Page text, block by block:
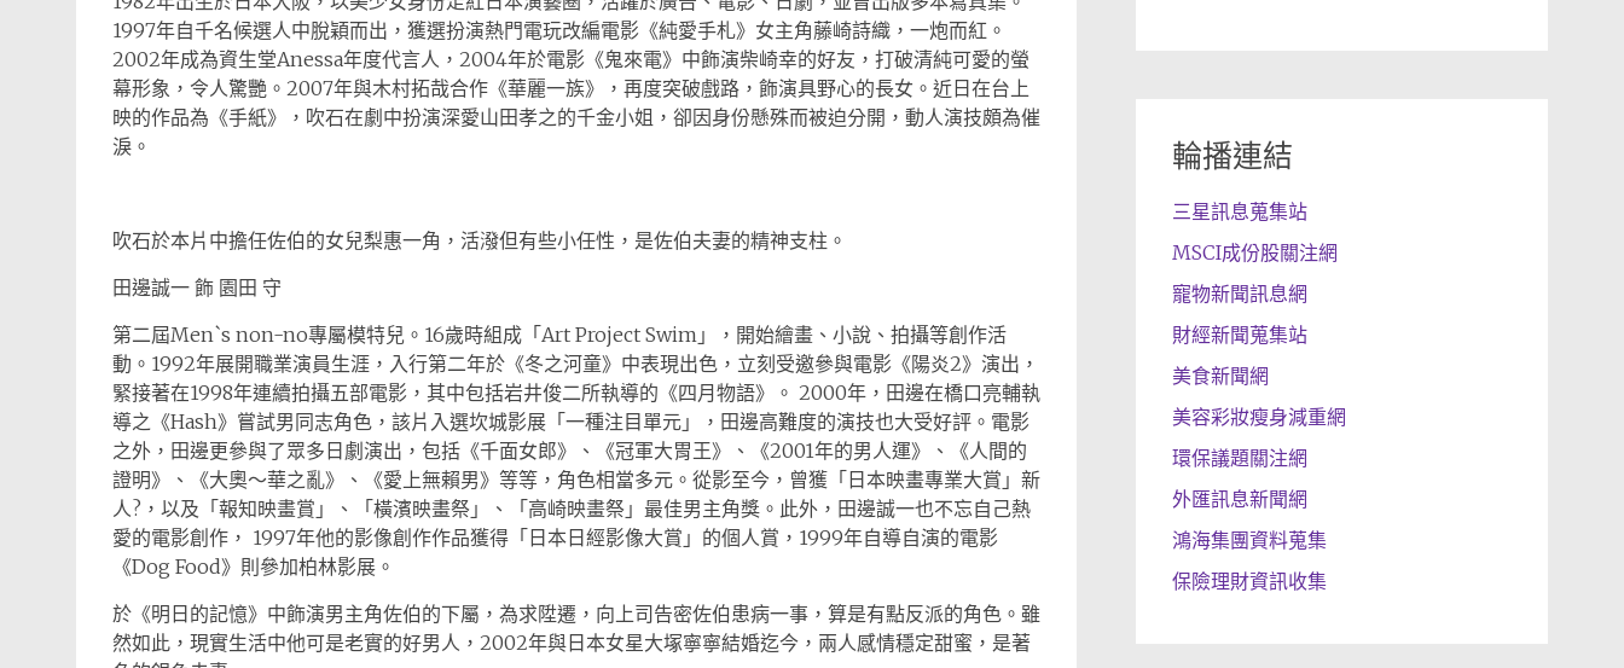
1997年自千名候選人中脫穎而出，獲選扮演熱門電玩改編電影《純愛手札》女主角藤崎詩織，一炮而紅。
2002年成為資生堂Anessa年度代言人，2004年於電影《鬼來電》中飾演柴崎幸的好友，打破清純可愛的螢
幕形象，令人驚艷。2007年與木村拓哉合作《華麗一族》，再度突破戲路，飾演具野心的長女。近日在台上
映的作品為《手紙》，吹石在劇中扮演深愛山田孝之的千金小姐，卻因身份懸殊而被迫分開，動人演技頗為催
淚。
吹石於本片中擔任佐伯的女兒梨惠一角，活潑但有些小任性，是佐伯夫妻的精神支柱。
田邊誠一 飾 園田 守
第二屆Men`s non-no專屬模特兒。16歲時組成「Art Project Swim」，開始繪畫、小說、拍攝等創作活
動。1992年展開職業演員生涯，入行第二年於《冬之河童》中表現出色，立刻受邀參與電影《陽炎2》演出，
緊接著在1998年連續拍攝五部電影，其中包括岩井俊二所執導的《四月物語》。 2000年，田邊在橋口亮輔執
導之《Hash》嘗試男同志角色，該片入選坎城影展「一種注目單元」，田邊高難度的演技也大受好評。電影
之外，田邊更參與了眾多日劇演出，包括《千面女郎》、《冠軍大胃王》、《2001年的男人運》、《人間的
證明》、《大奧～華之亂》、《愛上無賴男》等等，角色相當多元。從影至今，曾獲「日本映畫專業大賞」新
人?，以及「報知映畫賞」、「橫濱映畫祭」、「高崎映畫祭」最佳男主角獎。此外，田邊誠一也不忘自己熱
愛的電影創作， 1997年他的影像創作作品獲得「日本日經影像大賞」的個人賞，1999年自導自演的電影
《Dog Food》則參加柏林影展。
於《明日的記憶》中飾演男主角佐伯的下屬，為求陞遷，向上司告密佐伯患病一事，算是有點反派的角色。雖
然如此，現實生活中他可是老實的好男人，2002年與日本女星大塚寧寧結婚迄今，兩人感情穩定甜蜜，是著
輪播連結
三星訊息蒐集站
MSCI成份股關注網
寵物新聞訊息網
財經新聞蒐集站
美食新聞網
美容彩妝瘦身減重網
環保議題關注網
外匯訊息新聞網
鴻海集團資料蒐集
保險理財資訊收集